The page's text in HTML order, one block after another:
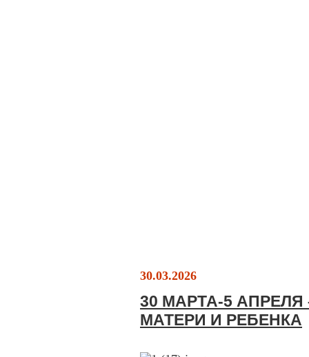
30.03.2026
30 МАРТА-5
МАТЕРИ И РЕБЕНКА